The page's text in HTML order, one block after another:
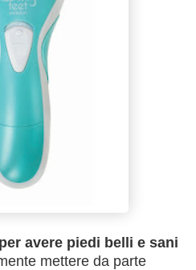
avere piedi belli e sani
mettere da parte